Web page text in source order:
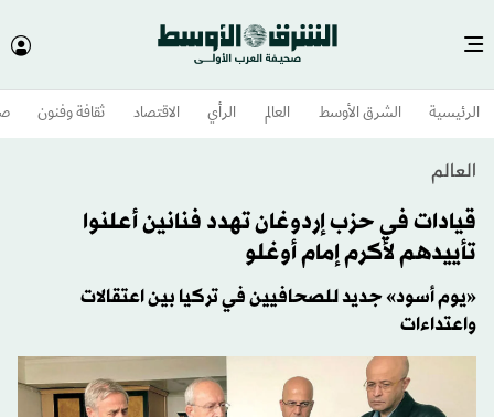
الرئيسية الشرق الأوسط​ العالم الرأي الاقتصاد ثقافة وفنون
العالم
قيادات في حزب إردوغان تهدد فنانين أعلنوا
تأييدهم لأكرم إمام أوغلو
«يوم أسود» جديد للصحافيين في تركيا بين اعتقالات
واعتداءات